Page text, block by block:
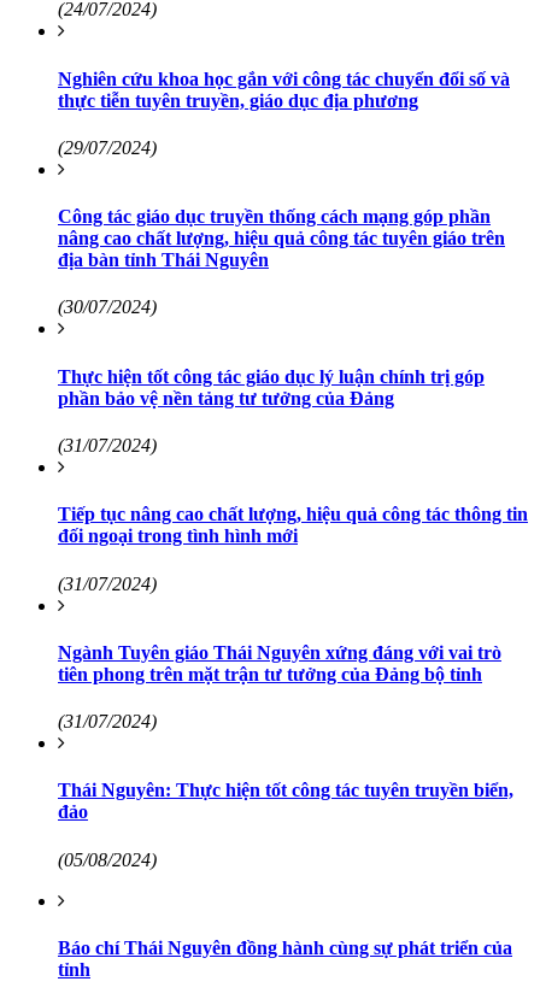
(24/07/2024)
Nghiên cứu khoa học gắn với công tác chuyển đổi số và
thực tiễn tuyên truyền, giáo dục địa phương
(29/07/2024)
Công tác giáo dục truyền thống cách mạng góp phần
nâng cao chất lượng, hiệu quả công tác tuyên giáo trên
địa bàn tỉnh Thái Nguyên
(30/07/2024)
Thực hiện tốt công tác giáo dục lý luận chính trị góp
phần bảo vệ nền tảng tư tưởng của Đảng
(31/07/2024)
Tiếp tục nâng cao chất lượng, hiệu quả công tác thông tin
đối ngoại trong tình hình mới
(31/07/2024)
Ngành Tuyên giáo Thái Nguyên xứng đáng với vai trò
tiên phong trên mặt trận tư tưởng của Đảng bộ tỉnh
(31/07/2024)
Thái Nguyên: Thực hiện tốt công tác tuyên truyền biển,
đảo
(05/08/2024)
Báo chí Thái Nguyên đồng hành cùng sự phát triển của
tỉnh